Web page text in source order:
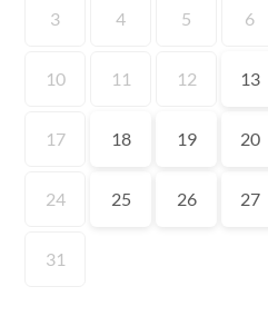
3 4 5 6
10 11 12 13
17 18 19 20
24 25 26 27
31